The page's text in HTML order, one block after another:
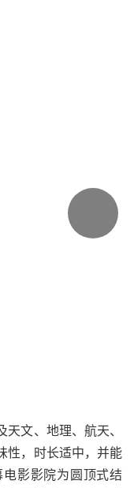
文、地理、航天、
性，时长适中，并能
影影院为圆顶式结